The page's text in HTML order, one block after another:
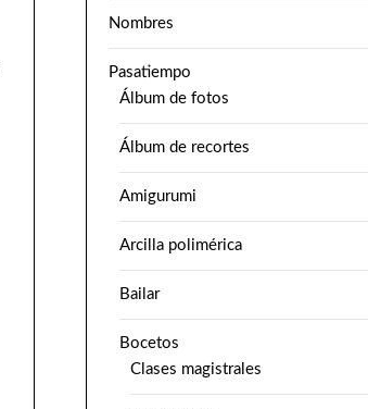
Nombres
Pasatiempo
Álbum de fotos
Álbum de recortes
Amigurumi
Arcilla polimérica
Bailar
Bocetos
Clases magistrales